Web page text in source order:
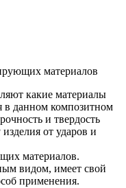
материалов
какие материалы
в данном композитном
и твердость
от ударов и
материалов.
видом, имеет свой
применения.